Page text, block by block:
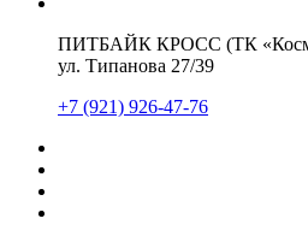
ПИТБАЙК КРОСС (ТК
ул. Типанова 27/39
+7 (921) 926-47-76